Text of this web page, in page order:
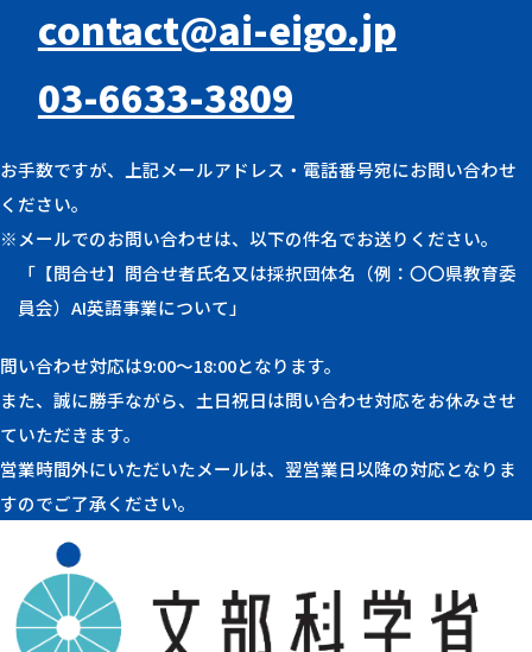
contact@ai-eigo.jp
03-6633-3809
お手数ですが、上記メールアドレス・電話番号宛にお問い合わせ
ください。
※メールでのお問い合わせは、以下の件名でお送りください。
「【問合せ】問合せ者氏名又は採択団体名（例：〇〇県教育委
員会）AI英語事業について」
問い合わせ対応は9:00〜18:00となります。
また、誠に勝手ながら、土日祝日は問い合わせ対応をお休みさせ
ていただきます。
営業時間外にいただいたメールは、翌営業日以降の対応となりま
すのでご了承ください。